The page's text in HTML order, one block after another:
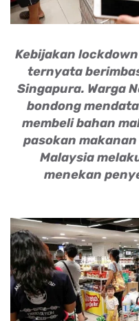
Kebijakan
ternyata
Singapura. Warga
bondong
membeli bahan
pasokan
Malaysia
menekan